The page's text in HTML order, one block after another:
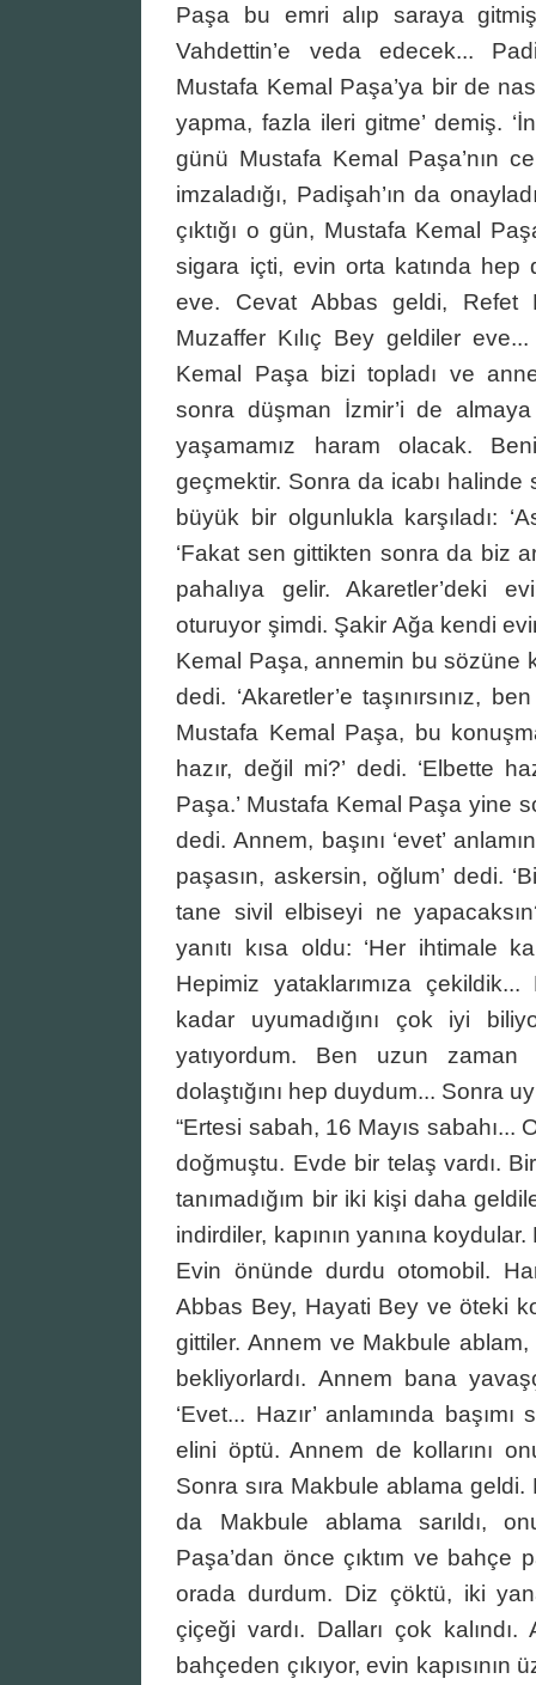
Paşa bu emri alıp saraya
Vahdettin’e veda edecek...
Mustafa Kemal Paşa’ya bir de
yapma, fazla ileri gitme’ demiş.
günü Mustafa Kemal Paşa’nın
imzaladığı, Padişah’ın da
çıktığı o gün, Mustafa Kemal
sigara içti, evin orta katında hep
eve. Cevat Abbas geldi, Refet
Muzaffer Kılıç Bey geldiler
Kemal Paşa bizi topladı ve
sonra düşman İzmir’i de
yaşamamız haram olacak.
geçmektir. Sonra da icabı halinde
büyük bir olgunlukla karşıladı:
‘Fakat sen gittikten sonra da biz
pahalıya gelir. Akaretler’deki
oturuyor şimdi. Şakir Ağa kendi
Kemal Paşa, annemin bu sözüne
dedi. ‘Akaretler’e taşınırsınız,
Mustafa Kemal Paşa, bu
hazır, değil mi?’ dedi. ‘Elbette
Paşa.’ Mustafa Kemal Paşa yine
dedi. Annem, başını ‘evet’
paşasın, askersin, oğlum’ dedi.
tane sivil elbiseyi ne
yanıtı kısa oldu: ‘Her ihtimale
Hepimiz yataklarımıza
kadar uyumadığını çok iyi
yatıyordum. Ben uzun zaman
dolaştığını hep duydum... Sonra
“Ertesi sabah, 16 Mayıs sabahı...
doğmuştu. Evde bir telaş vardı.
tanımadığım bir iki kişi daha
indirdiler, kapının yanına
Evin önünde durdu otomobil.
Abbas Bey, Hayati Bey ve öteki
gittiler. Annem ve Makbule ablam,
bekliyorlardı. Annem bana
‘Evet... Hazır’ anlamında
elini öptü. Annem de kollarını
Sonra sıra Makbule ablama
da Makbule ablama sarıldı,
Paşa’dan önce çıktım ve bahçe
orada durdum. Diz çöktü, iki
çiçeği vardı. Dalları çok
bahçeden çıkıyor, evin